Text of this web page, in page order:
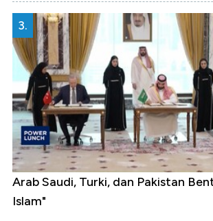
3.
Arab Saudi, Turki, dan Pakistan
Islam"